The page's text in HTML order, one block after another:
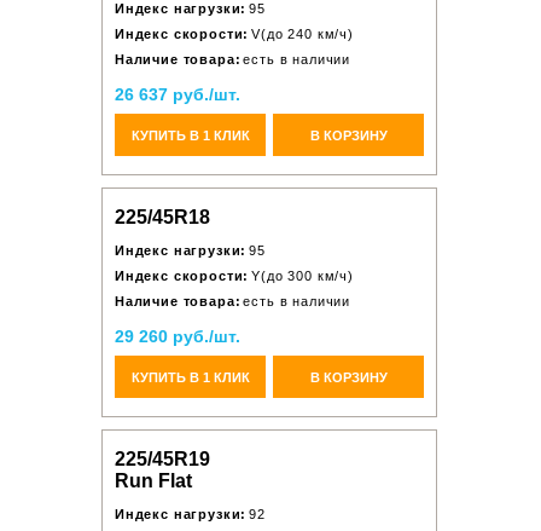
Индекс нагрузки: 95
Индекс скорости: V(до 240 км/ч)
Наличие товара: есть в наличии
26 637 руб./шт.
КУПИТЬ В 1 КЛИК В КОРЗИНУ
225/45R18
Индекс нагрузки: 95
Индекс скорости: Y(до 300 км/ч)
Наличие товара: есть в наличии
29 260 руб./шт.
КУПИТЬ В 1 КЛИК В КОРЗИНУ
225/45R19
Run Flat
Индекс нагрузки: 92